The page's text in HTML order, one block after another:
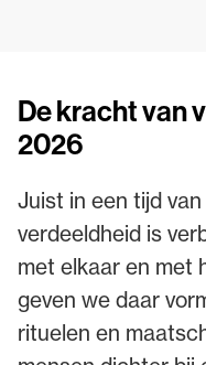
De kracht van
2026
Juist in een tijd
verdeeldheid is
met elkaar en met
geven we daar
rituelen en